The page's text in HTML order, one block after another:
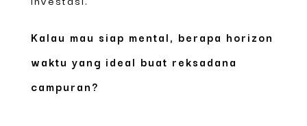
Kalau mau siap mental, berapa horizon
waktu yang ideal buat reksadana
campuran?